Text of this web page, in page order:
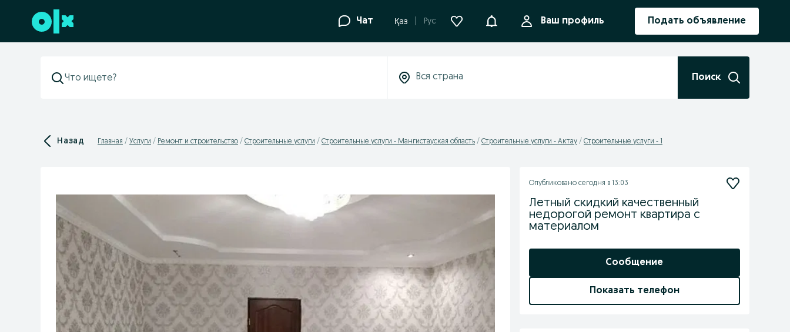
Перейти к нижнему колонтитулу Чат Қаз Рус УведомленияВаш профиль Подать объявление
Поиск
Назад Главная Услуги Ремонт и строительство Cтроительные услуги Cтроительные услуги - Мангистауская область Cтроительные услуги - Актау Cтроительные услуги - 1
Опубликовано сегодня в 13:03
Летный скидкий качественный
недорогой ремонт квартира с
материалом
Сообщение
Показать телефон